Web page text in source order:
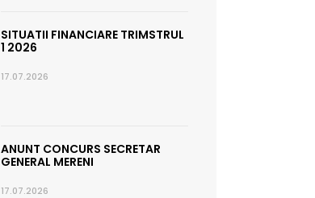
SITUATII FINANCIARE TRIMSTRUL
1 2026
17.07.2026
ANUNT CONCURS SECRETAR
GENERAL MERENI
17.07.2026